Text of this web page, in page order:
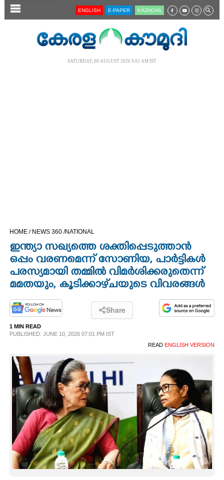
SECTIONS
CINEMA
OPINION
INFO+
ART
ASTRO
CARTOONS
ENGLISH E-PAPER KĀZHCHA
SATURDAY, 08 AUGUST 2026 9.02 AM IST
HOME / NEWS 360 /NATIONAL
ഇന്ത്യാ സഖ്യത്തെ ശക്തിപ്പെടുത്താൻ
ഒപ്പം വരണമെന്ന് സോണിയ, പാർട്ടികൾ
പരസ്യമായി തമ്മിൽ വിമർശിക്കരുതെന്ന്
മമതയും, കൂടിക്കാഴ്‌ചയുടെ വിവരങ്ങൾ
Share
1 MIN READ
PUBLISHED: JUNE 10, 2026 07:01 PM IST
READ ENGLISH VERSION